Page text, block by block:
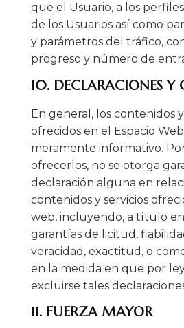
que el Usuario, a los
de los Usuarios así como
y parámetros del tráfico,
progreso y número de
10. DECLARACIONES Y
En general, los contenidos
ofrecidos en el Espacio
meramente informativo.
ofrecerlos, no se otorga
declaración alguna en
contenidos y servicios
web, incluyendo, a título
garantías de licitud,
veracidad, exactitud, o
en la medida en que por
excluirse tales
11. FUERZA MAYOR